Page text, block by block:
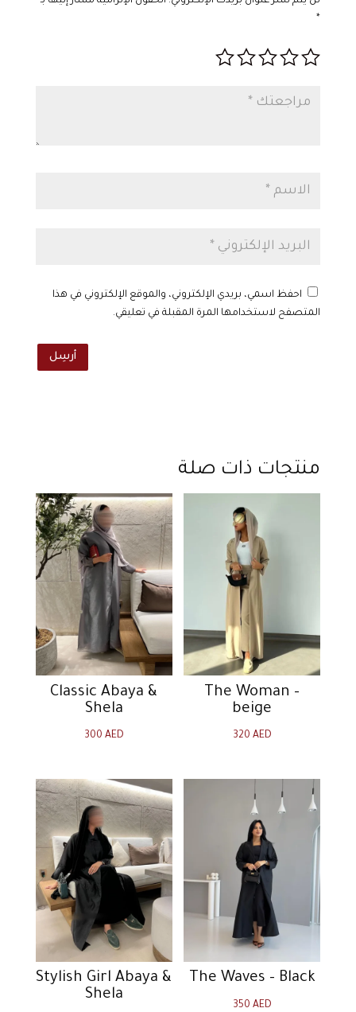
*
احفظ اسمي، بريدي الإلكتروني، والموقع الإلكتروني في هذا
المتصفح لاستخدامها المرة المقبلة في تعليقي.
أرسِل
منتجات ذات صلة
The Woman –
beige
320 AED
Classic Abaya &
Shela
300 AED
The Waves – Black
350 AED
Stylish Girl Abaya &
Shela